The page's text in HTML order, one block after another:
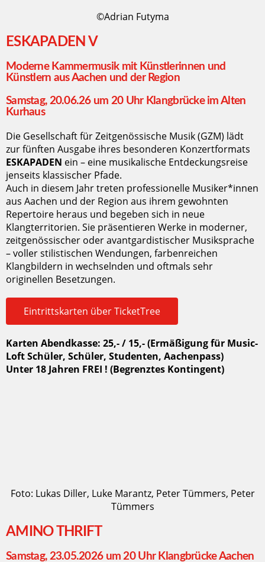
©Adrian Futyma
ESKAPADEN V
Moderne Kammermusik mit Künstlerinnen und
Künstlern aus Aachen und der Region
Samstag, 20.06.26 um 20 Uhr Klangbrücke im Alten
Kurhaus
Die Gesellschaft für Zeitgenössische Musik (GZM) lädt
zur fünften Ausgabe ihres besonderen Konzertformats
ESKAPADEN ein – eine musikalische Entdeckungsreise
jenseits klassischer Pfade.
Auch in diesem Jahr treten professionelle Musiker*innen
aus Aachen und der Region aus ihrem gewohnten
Repertoire heraus und begeben sich in neue
Klangterritorien. Sie präsentieren Werke in moderner,
zeitgenössischer oder avantgardistischer Musiksprache
– voller stilistischen Wendungen, farbenreichen
Klangbildern in wechselnden und oftmals sehr
originellen Besetzungen.
Eintrittskarten über TicketTree
Karten Abendkasse: 25,- / 15,- (Ermäßigung für Music-
Loft Schüler, Schüler, Studenten, Aachenpass)
Unter 18 Jahren FREI ! (Begrenztes Kontingent)
Foto: Lukas Diller, Luke Marantz, Peter Tümmers, Peter
Tümmers
AMINO THRIFT
Samstag, 23.05.2026 um 20 Uhr Klangbrücke Aachen